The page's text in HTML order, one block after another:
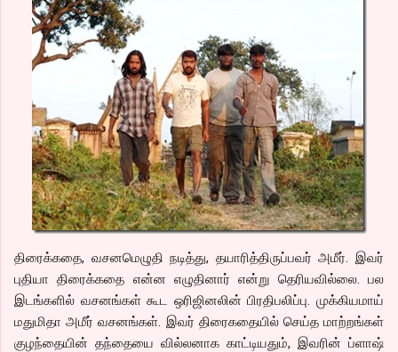
திரைக்கதை, வசனமெழுதி நடித்து, தயாரித்திருப்பவர் அமீர். இவர்
புதியா திரைக்கதை என்ன எழுதினார் என்று தெரியவில்லை. பல
இடங்களில் வசனங்கள் கூட ஒரிஜினலின் பிரதிபலிப்பு. முக்கியமாய்
மதுமிதா அமீர் வசனங்கள். இவர் திரைகதையில் செய்த மாற்றங்கள்
குழந்தையின் தந்தையை வில்லனாக காட்டியதும், இவரின் ப்ளாஷ்